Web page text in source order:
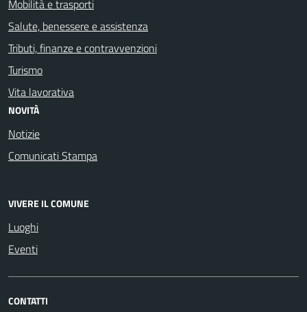
Mobilità e trasporti
Salute, benessere e assistenza
Tributi, finanze e contravvenzioni
Turismo
Vita lavorativa
NOVITÀ
Notizie
Comunicati Stampa
VIVERE IL COMUNE
Luoghi
Eventi
CONTATTI